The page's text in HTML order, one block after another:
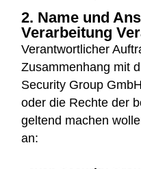
2. Name und
Verarbeitung
Verantwortlicher
Zusammenhang mit
Security Group
oder die Rechte der
geltend machen
an: